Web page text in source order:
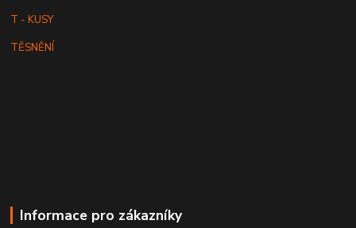
T - KUSY
TĚSNĚNÍ
Informace pro zákazníky